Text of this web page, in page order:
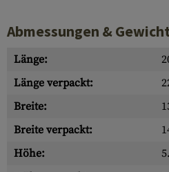
Abmessungen &
Länge:
Länge verpackt:
Breite:
Breite verpackt:
Höhe: